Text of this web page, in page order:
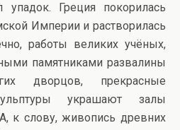
упадок. Греция покорилась
Империи и растворилась
работы великих учёных,
памятниками развалины
дворцов, прекрасные
украшают залы
к слову, живопись древних